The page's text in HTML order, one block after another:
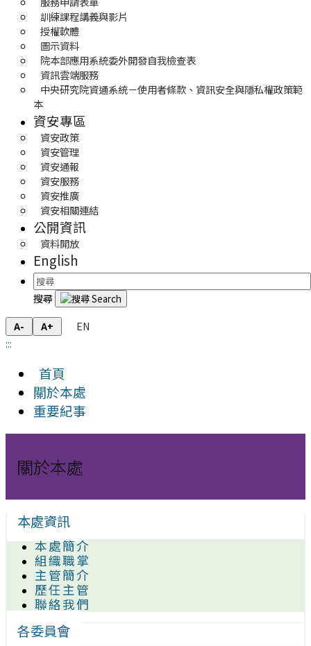
訓練課程講義與影片
授權軟體
圖示資料
院本部應用系統委外開發自我檢查表
資訊雲端服務
中央研究院資通系統－使用者條款、資訊安全與隱私權政策範
本
資安專區
資安政策
資安管理
資安通報
資安服務
資安推廣
資安相關連結
公開資訊
資料開放
English
搜尋
A- A+
EN
:::
首頁
關於本處
重要紀事
關於本處
本處資訊
本處簡介
組織職掌
主管簡介
歷任主管
聯絡我們
各委員會